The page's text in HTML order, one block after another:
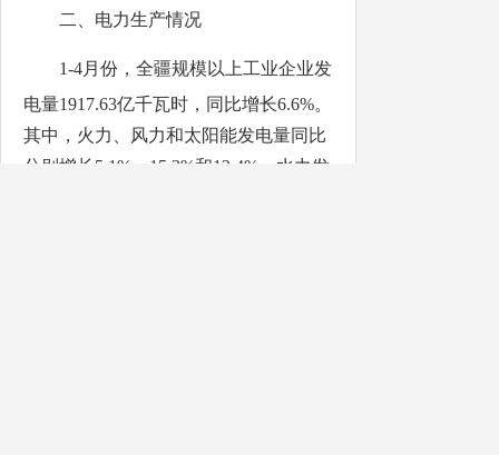
二、电力生产情况
1-4月份 ，全疆规模以上工业企业发
电量1917.63亿千瓦时，同比增长6.6%。
其中，火力、风力和太阳能发电量同比
分别增长 5.1% 15.3%和12.4%
，水力发